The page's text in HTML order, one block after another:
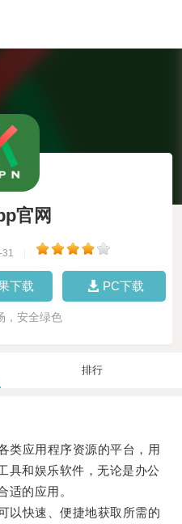
官网
31
下载 PC下载
，安全绿色
排行
应用程序资源的平台，用
具和娱乐软件，无论是办公
适的应用。
快速、便捷地获取所需的